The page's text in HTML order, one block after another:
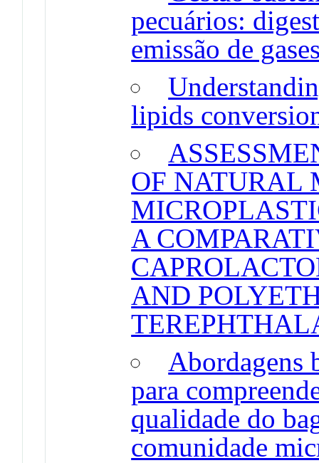
pecuários:
emissão de
lipids
OF NATURAL
A
AND
Abordagens
para
qualidade do
comunidade